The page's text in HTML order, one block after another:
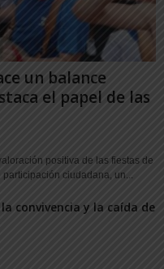
un balance
el papel de las
positiva de las fiestas de
ciudadana, un...
convivencia y la caída de